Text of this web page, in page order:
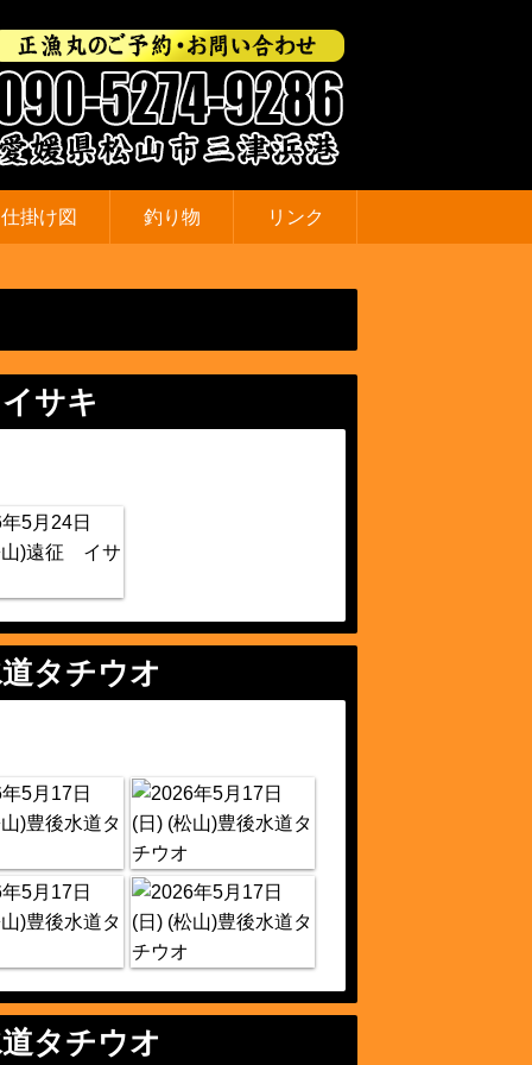
仕掛け図 釣り物 リンク
サキ
タチウオ
タチウオ